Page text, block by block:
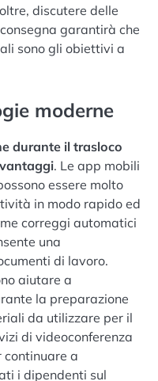
discutere delle
garantirà che
sono gli obiettivi a
moderne
durante il trasloco
. Le app mobili
essere molto
in modo rapido ed
correggi automatici
una
di lavoro.
aiutare a
la preparazione
da utilizzare per il
di videoconferenza
continuare a
i dipendenti sul